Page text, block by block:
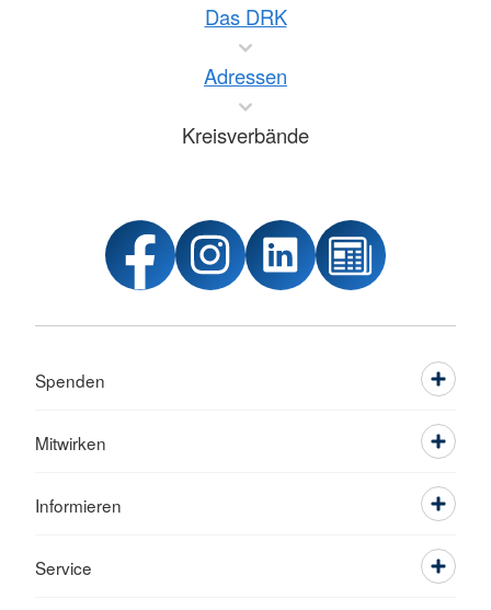
Das DRK
Adressen
Kreisverbände
Spenden
Mitwirken
Informieren
Service